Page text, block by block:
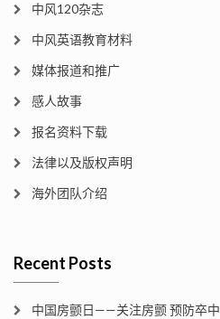
中风120杂志
中风英语教育材料
媒体报道和推广
感人故事
报名资料下载
法律以及版权声明
海外团队介绍
Recent Posts
中国房颤日——关注房颤 预防卒中